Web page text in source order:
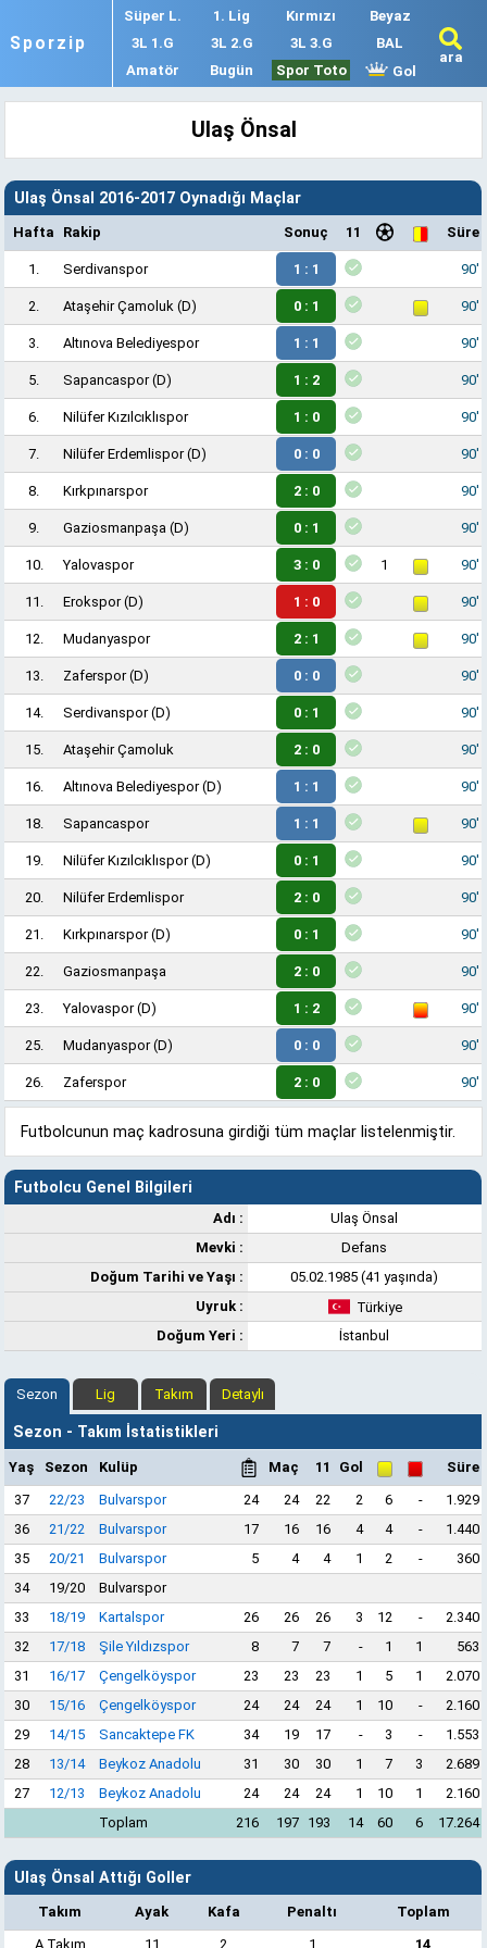
Sporzip
Süper L. 1. Lig Kırmızı
Beyaz
3L 1.G
3L 2.G 3L 3.G
BAL
Amatör
Bugün Spor Toto Gol
ara
Ulaş Önsal
Ulaş Önsal 2016-2017 Oynadığı Maçlar
Hafta Rakip Sonuç 11 Süre
1. Serdivanspor 1 : 1 90'
2. Ataşehir Çamoluk (D) 0 : 1 90'
3. Altınova Belediyespor 1 : 1 90'
5. Sapancaspor(D) 1 : 2 90'
6. Nilüfer Kızılcıklıspor 1 : 0 90'
7. Nilüfer Erdemlispor(D) 0 : 0 90'
8. Kırkpınarspor 2 : 0 90'
9. Gaziosmanpaşa (D) 0 : 1 90'
10. Yalovaspor 3 : 0 1 90'
11. Erokspor(D) 1 : 0 90'
12. Mudanyaspor 2 : 1 90'
13. Zaferspor(D) 0 : 0 90'
14. Serdivanspor(D) 0 : 1 90'
15. Ataşehir Çamoluk 2 : 0 90'
16. Altınova Belediyespor(D) 1 : 1 90'
18. Sapancaspor 1 : 1 90'
19. Nilüfer Kızılcıklıspor(D) 0 : 1 90'
20. Nilüfer Erdemlispor 2 : 0 90'
21. Kırkpınarspor(D) 0 : 1 90'
22. Gaziosmanpaşa 2 : 0 90'
23. Yalovaspor(D) 1 : 2 90'
25. Mudanyaspor(D) 0 : 0 90'
26. Zaferspor 2 : 0 90'
Futbolcunun maç kadrosuna girdiği tüm maçlar listelenmiştir.
Futbolcu Genel Bilgileri
Adı :
Ulaş Önsal
Mevki :
Defans
Doğum Tarihi ve Yaşı :
05.02.1985 (41 yaşında)
Uyruk :
Türkiye
Doğum Yeri :
İstanbul
Sezon Lig Takım Detaylı
Sezon - Takım İstatistikleri
Yaş Sezon Kulüp Maç 11 Gol
Süre
37
22/23 Bulvarspor 24 24 22 2 6 -
1.929
36
21/22 Bulvarspor 17 16 16 4 4 -
1.440
35
20/21 Bulvarspor 5 4 4 1 2 -
360
34
19/20
Bulvarspor
33
18/19 Kartalspor 26 26 26 3 12 -
2.340
32
17/18 Şile Yıldızspor 8 7 7 - 1 1
563
31
16/17 Çengelköyspor 23 23 23 1 5 1
2.070
30
15/16 Çengelköyspor 24 24 24 1 10 -
2.160
29
14/15 Sancaktepe FK 34 19 17 - 3 -
1.553
28
13/14 Beykoz Anadolu 31 30 30 1 7 3
2.689
27
12/13 Beykoz Anadolu 24 24 24 1 10 1
2.160
Toplam
216 197 193 14 60 6 17.264
Ulaş Önsal Attığı Goller
Takım Ayak Kafa Penaltı
Toplam
A Takım
11 2 1 14